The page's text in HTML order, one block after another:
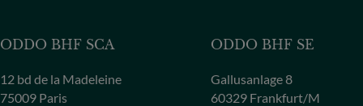
ODDO BHF SCA
12 bd de la Madeleine
75009 Paris
ODDO BHF SE
Gallusanlage 8
60329 Frankfurt/M